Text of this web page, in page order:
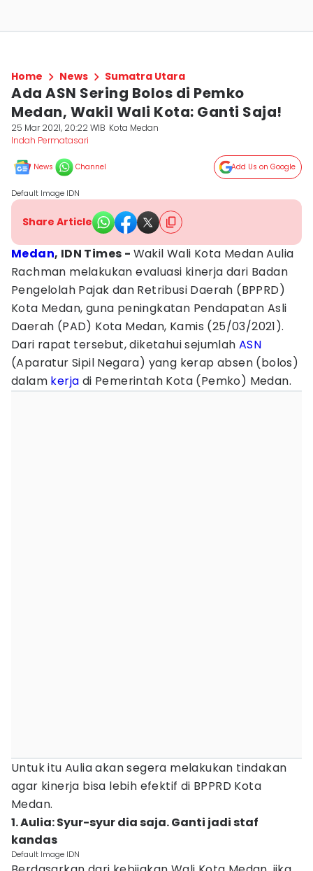
Home News Sumatra Utara
Ada ASN Sering Bolos di Pemko
Medan, Wakil Wali Kota: Ganti Saja!
25 Mar 2021, 20:22 WIB Kota Medan
Indah Permatasari
News Channel Add Us on Google
Default Image IDN
Share Article
Medan, IDN Times - Wakil Wali Kota Medan Aulia
Rachman melakukan evaluasi kinerja dari Badan
Pengelolah Pajak dan Retribusi Daerah (BPPRD)
Kota Medan, guna peningkatan Pendapatan Asli
Daerah (PAD) Kota Medan, Kamis (25/03/2021).
Dari rapat tersebut, diketahui sejumlah ASN
(Aparatur Sipil Negara) yang kerap absen (bolos)
dalam kerja di Pemerintah Kota (Pemko) Medan.
Untuk itu Aulia akan segera melakukan tindakan
agar kinerja bisa lebih efektif di BPPRD Kota
Medan.
1. Aulia: Syur-syur dia saja. Ganti jadi staf
kandas
Default Image IDN